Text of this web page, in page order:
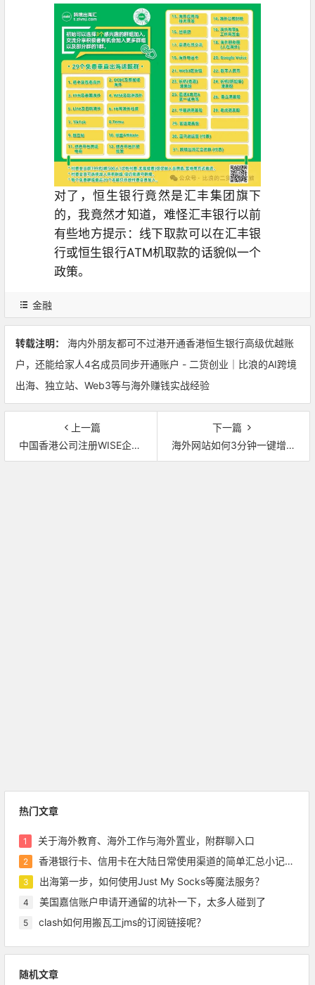
对了，恒生银行竟然是汇丰集团旗下
的，我竟然才知道，难怪汇丰银行以前
有些地方提示：线下取款可以在汇丰银
行或恒生银行ATM机取款的话貌似一个
政策。
金融
转载注明：
海内外朋友都可不过港开通香港恒生银行高级优越账
户，还能给家人4名成员同步开通账户 - 二货创业｜比浪的AI跨境
出海、独立站、Web3等与海外赚钱实战经验
上一篇
中国香港公司注册WISE企业版账户教程
下一篇
海外网站如何3分钟一键增加超多社媒分享、网站隐私条款生成、访客隐私同意授权等众多组件功能
热门文章
1 关于海外教育、海外工作与海外置业，附群聊入口
2 香港银行卡、信用卡在大陆日常使用渠道的简单汇总小记录，含pulse绑定微信等
3 出海第一步，如何使用Just My Socks等魔法服务？
4 美国嘉信账户申请开通留的坑补一下，太多人碰到了
5 clash如何用搬瓦工jms的订阅链接呢？
随机文章